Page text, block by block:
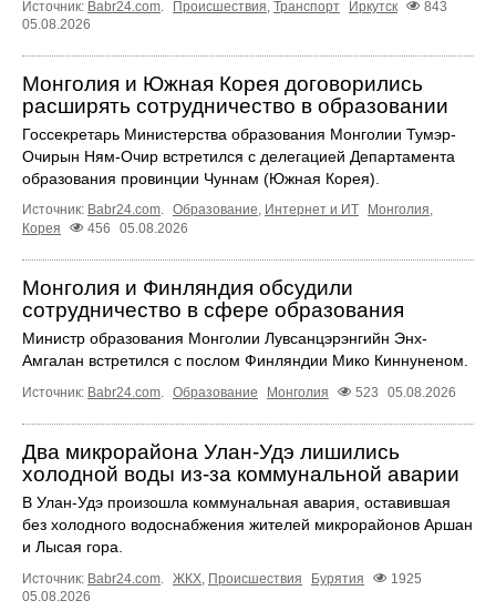
Источник: Babr24.com Происшествия Транспорт Иркутск
843
05.08.2026
Монголия и Южная Корея договорились
расширять сотрудничество в образовании
Госсекретарь Министерства образования Монголии Тумэр-
Очирын Ням-Очир встретился с делегацией Департамента
образования провинции Чуннам (Южная Корея).
Источник: Babr24.com Образование Интернет и ИТ Монголия
Корея
456 05.08.2026
Монголия и Финляндия обсудили
сотрудничество в сфере образования
Министр образования Монголии Лувсанцэрэнгийн Энх-
Амгалан встретился с послом Финляндии Мико Киннуненом.
Источник: Babr24.com. Образование Монголия 523 05.08.2026
Два микрорайона Улан-Удэ лишились
холодной воды из-за коммунальной аварии
В Улан-Удэ произошла коммунальная авария, оставившая
без холодного водоснабжения жителей микрорайонов Аршан
и Лысая гора.
Источник: Babr24.com. ЖКХ, Происшествия Бурятия
1925
05.08.2026